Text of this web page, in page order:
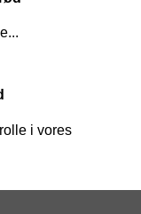
i vores